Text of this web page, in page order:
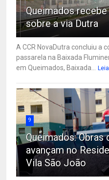
Queimados
sobre a via Dutra
A CCR NovaDutra concluiu a
passarela na Baixada
em Queimados, Baixada...
9
Queimados:
avançam no
Vila São João